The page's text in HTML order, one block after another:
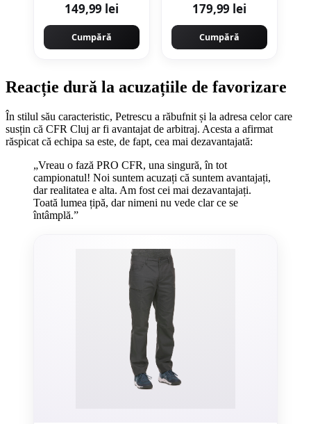
ploaie anti-vânt
Sailing 100 Kaki
149,99 lei
Cumpără
179,99 lei
Cumpără
Reacție dură la acuzațiile de favorizare
În stilul său caracteristic, Petrescu a răbufnit și la adresa celor care
susțin că CFR Cluj ar fi avantajat de arbitraj. Acesta a afirmat
răspicat că echipa sa este, de fapt, cea mai dezavantajată:
„Vreau o fază PRO CFR, una singură, în tot
campionatul! Noi suntem acuzați că suntem avantajați,
dar realitatea e alta. Am fost cei mai dezavantajați.
Toată lumea țipă, dar nimeni nu vede clar ce se
întâmplă.”